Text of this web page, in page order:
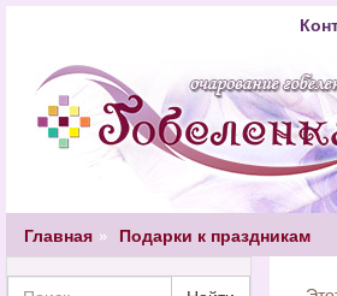
Главная Подарки к праздникам